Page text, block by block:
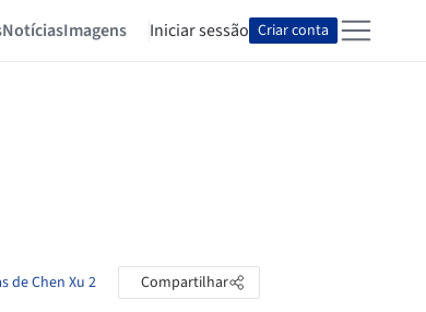
NotíciasImagens Iniciar sessão Criar conta
de Chen Xu 2 Compartilhar